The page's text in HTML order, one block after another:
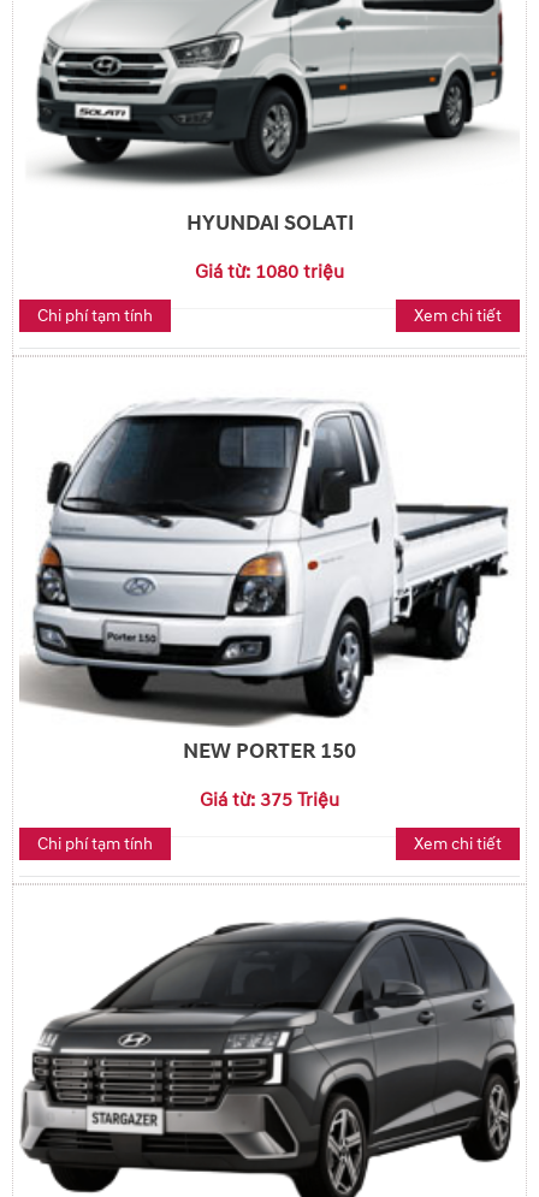
HYUNDAI SOLATI
Giá từ: 1080 triệu
Chi phí tạm tính Xem chi tiết
NEW PORTER 150
Giá từ: 375 Triệu
Chi phí tạm tính Xem chi tiết